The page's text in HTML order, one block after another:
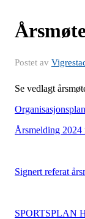
Postet av
Se vedlagt
Årsmelding 2024
Signert referat
SPORTSPLAN